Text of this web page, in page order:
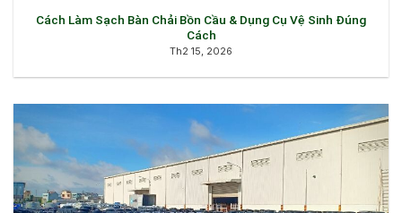
Cách Làm Sạch Bàn Chải Bồn Cầu & Dụng Cụ Vệ Sinh Đúng
Cách
Th2 15, 2026